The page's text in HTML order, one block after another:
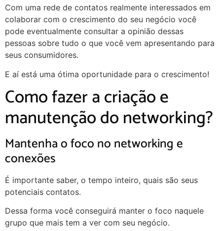
Com uma rede de contatos realmente interessados em
colaborar com o crescimento do seu negócio você
pode eventualmente consultar a opinião dessas
pessoas sobre tudo o que você vem apresentando para
seus consumidores.
E aí está uma ótima oportunidade para o crescimento!
Como fazer a criação e
manutenção do networking?
Mantenha o foco no networking e
conexões
É importante saber, o tempo inteiro, quais são seus
potenciais contatos.
Dessa forma você conseguirá manter o foco naquele
grupo que mais tem a ver com seu negócio.